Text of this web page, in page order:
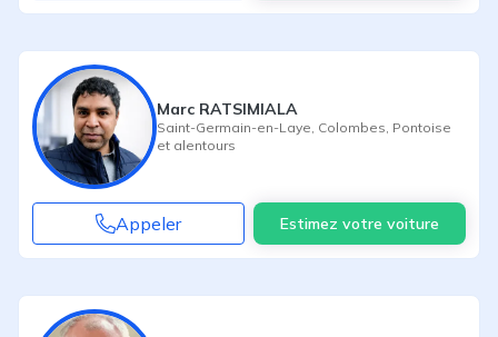
Marc RATSIMIALA
Saint-Germain-en-Laye Colombes Pontoise
et alentours
Appeler Estimez votre voiture